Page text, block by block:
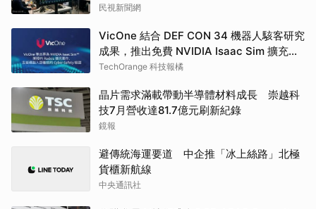
民視新聞網
VicOne 結合 DEF CON 34 機器人駭客研究
成果，推出免費 NVIDIA Isaac Sim 擴充套
件
TechOrange 科技報橘
晶片需求滿載帶動半導體材料成長 崇越科
技7月營收達81.7億元刷新紀錄
鏡報
避傳統海運要道 中企推「冰上絲路」北極
貨櫃新航線
中央通訊社